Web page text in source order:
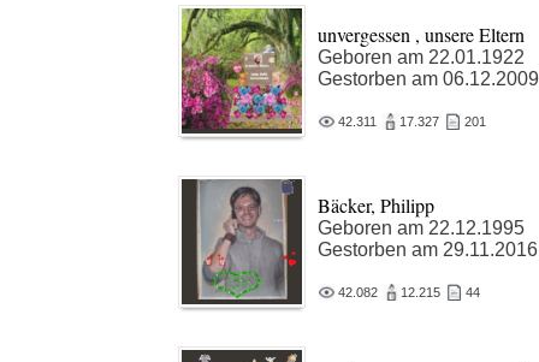
unvergessen , unsere Eltern
Geboren am 22.01.1922
Gestorben am 06.12.2009
42.311 17.327 201
Bäcker, Philipp
Geboren am 22.12.1995
Gestorben am 29.11.2016
42.082 12.215 44